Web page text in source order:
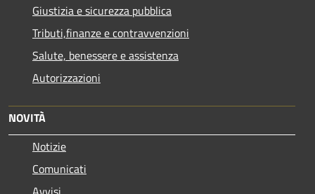
Giustizia e sicurezza pubblica
Tributi,finanze e contravvenzioni
Salute, benessere e assistenza
Autorizzazioni
NOVITÀ
Notizie
Comunicati